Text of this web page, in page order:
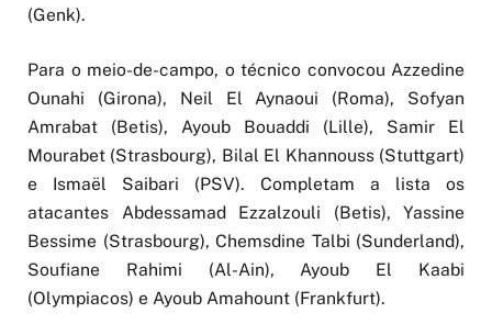
(Genk).
Para o meio-de-campo, o técnico convocou Azzedine
Ounahi (Girona), Neil El Aynaoui (Roma), Sofyan
Amrabat (Betis), Ayoub Bouaddi (Lille), Samir El
Mourabet (Strasbourg), Bilal El Khannouss (Stuttgart)
e Ismaël Saibari (PSV). Completam a lista os
atacantes Abdessamad Ezzalzouli (Betis), Yassine
Bessime (Strasbourg), Chemsdine Talbi (Sunderland),
Soufiane Rahimi (Al-Ain), Ayoub El Kaabi
(Olympiacos) e Ayoub Amahount (Frankfurt).